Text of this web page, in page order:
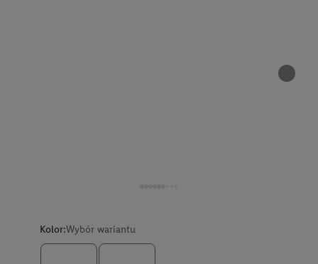
Kolor:Wybór wariantu